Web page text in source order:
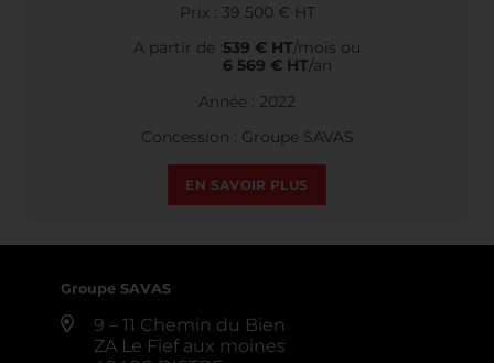
Prix : 39 500 € HT
A partir de :539 € HT/mois ou
6 569 € HT/an
Année : 2022
Concession : Groupe SAVAS
EN SAVOIR PLUS
Groupe SAVAS
9 – 11 Chemin du Bien
ZA Le Fief aux moines